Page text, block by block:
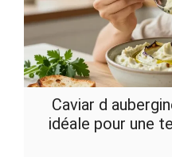
Caviar d
idéale pour une